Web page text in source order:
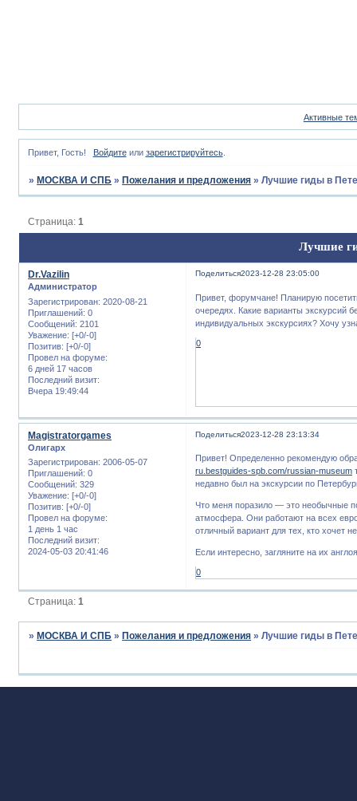
Активные
Привет, Гость! Войдитеили зарегистрируйтесь.
» МОСКВА И СПБ » Пожелания и предложения »Лучшие гиды в
Лучшие
Страница:1
Поделиться2023-12-28 23:05:00
Dr.Vazilin
Администратор
Зарегистрирован: 2020-08-21
Приглашений: 0
Сообщений: 2101
Уважение: [+0/-0]
Позитив: [+0/-0]
Провел на форуме:
6 дней 17 часов
Последний визит:
Вчера 19:49:44
Привет, форумчане! Планирую
очередях. Какие варианты экскурсий
индивидуальных экскурсиях? Хочу
0
Поделиться2023-12-28 23:13:34
Magistratorgames
Олигарх
Зарегистрирован: 2006-05-07
Приглашений: 0
Сообщений: 329
Уважение: [+0/-0]
Позитив: [+0/-0]
Провел на форуме:
1 день 1 час
Последний визит:
2024-05-03 20:41:46
Привет! Определенно рекомендую
ru.bestguides-spb.com/russian-museum
недавно был на экскурсии по
Что меня поразило — это необычные
атмосфера. Они работают на всех
отличный вариант для тех, кто хочет
Если интересно, загляните на их
0
Страница:1
»МОСКВА И СПБ »Пожелания и предложения »Лучшие гиды в